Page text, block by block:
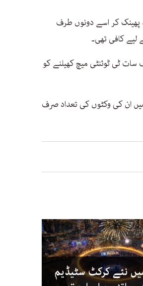
پھینک کر اسے دونوں طرف
لیے کافی تھی۔
ان کو صرف سات ٹی ٹوئنٹی میچ کھیلنے کو
ٹوئنٹی میں ان کی وکٹوں کی تعداد صرف
میں نئے کرکٹ سٹیڈیم